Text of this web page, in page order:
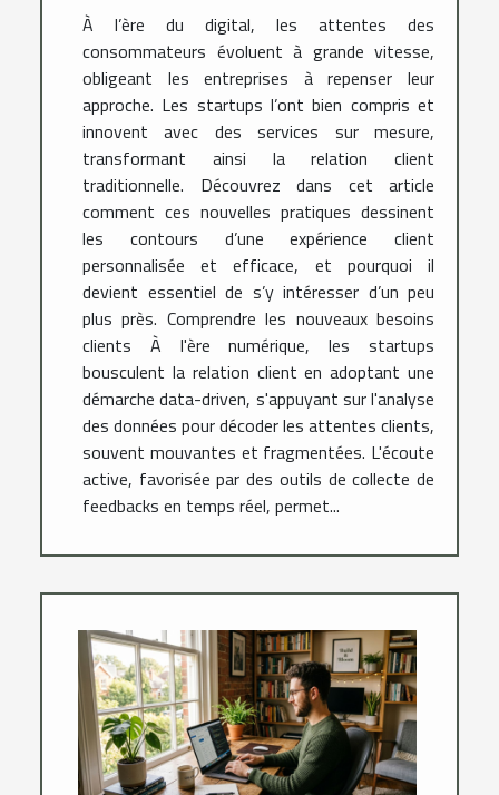
À l’ère du digital, les attentes des
consommateurs évoluent à grande vitesse,
obligeant les entreprises à repenser leur
approche. Les startups l’ont bien compris et
innovent avec des services sur mesure,
transformant ainsi la relation client
traditionnelle. Découvrez dans cet article
comment ces nouvelles pratiques dessinent
les contours d’une expérience client
personnalisée et efficace, et pourquoi il
devient essentiel de s’y intéresser d’un peu
plus près. Comprendre les nouveaux besoins
clients À l'ère numérique, les startups
bousculent la relation client en adoptant une
démarche data-driven, s'appuyant sur l'analyse
des données pour décoder les attentes clients,
souvent mouvantes et fragmentées. L'écoute
active, favorisée par des outils de collecte de
feedbacks en temps réel, permet...